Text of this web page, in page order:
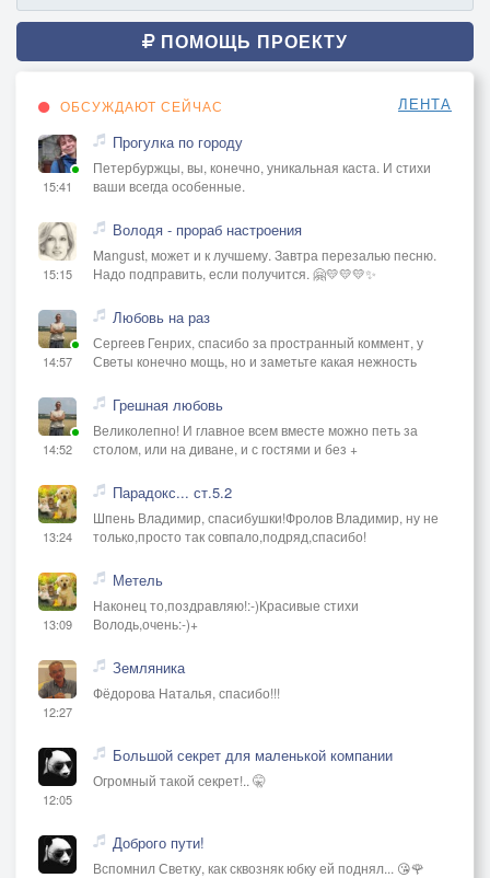
ПОМОЩЬ ПРОЕКТУ
ОБСУЖДАЮТ СЕЙЧАС ЛЕНТА
15:41
Прогулка по городу
Петербуржцы, вы, конечно, уникальная каста. И стихи
ваши всегда особенные.
15:15
Володя - прораб настроения
Mangust, может и к лучшему. Завтра перезалью песню.
Надо подправить, если получится. 🤗💛💛💛✨
14:57
Любовь на раз
Сергеев Генрих, спасибо за пространный коммент, у
Светы конечно мощь, но и заметьте какая нежность
14:52
Грешная любовь
Великолепно! И главное всем вместе можно петь за
столом, или на диване, и с гостями и без +
13:24
Парадокс... ст.5.2
Шпень Владимир, спасибушки!Фролов Владимир, ну не
только,просто так совпало,подряд,спасибо!
13:09
Метель
Наконец то,поздравляю!:-)Красивые стихи
Володь,очень:-)+
12:27
Земляника
Фёдорова Наталья, спасибо!!!
12:05
Большой секрет для маленькой компании
Огромный такой секрет!.. 🤫
Доброго пути!
Вспомнил Светку, как сквозняк юбку ей поднял... 😘🌹